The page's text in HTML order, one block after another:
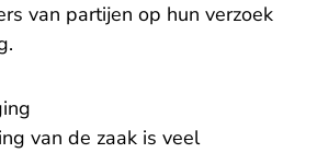
van partijen op hun verzoek
van de zaak is veel